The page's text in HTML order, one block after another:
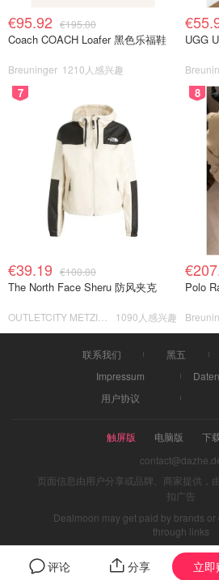
评论 分享 立
€95.92 €195.00
Coach COACH Loafer 黑色乐福鞋
Breuninger 1210人感兴趣
UGG
7
€39.19 €100.00
The North Face Sheru 防风夹克
1090人感兴趣
8
Polo
联系我们 黑五
Impressum
用户协议
触屏版 电脑版
下
页面信息由用户分享或品牌、商家提供，
扣广告
Dealmoon may get paid by brands
through links